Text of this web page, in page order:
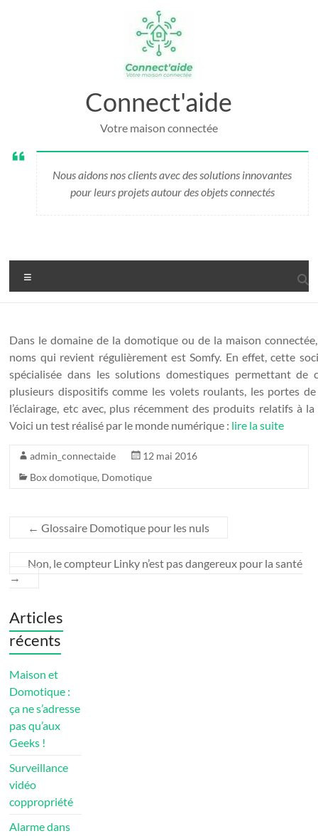
Connect'aide
Votre maison connectée
Nous aidons nos clients avec des solutions innovantes
pour leurs projets autour des objets connectés
Dans le domaine de la domotique ou de la maison connectée,
noms qui revient régulièrement est Somfy. En effet, cette
spécialisée dans les solutions domestiques permettant de
plusieurs dispositifs comme les volets roulants, les portes de
l’éclairage, etc avec, plus récemment des produits relatifs à la
Voici un test réalisé par le monde numérique : lire la suite
admin_connectaide
12 mai 2016
Box domotique, Domotique
← Glossaire Domotique pour les nuls
Non, le compteur Linky n’est pas dangereux pour la santé
→
Articles
récents
Maison et
Domotique :
ça ne s’adresse
pas qu’aux
Geeks !
Surveillance
vidéo
coppropriété
Alarme dans